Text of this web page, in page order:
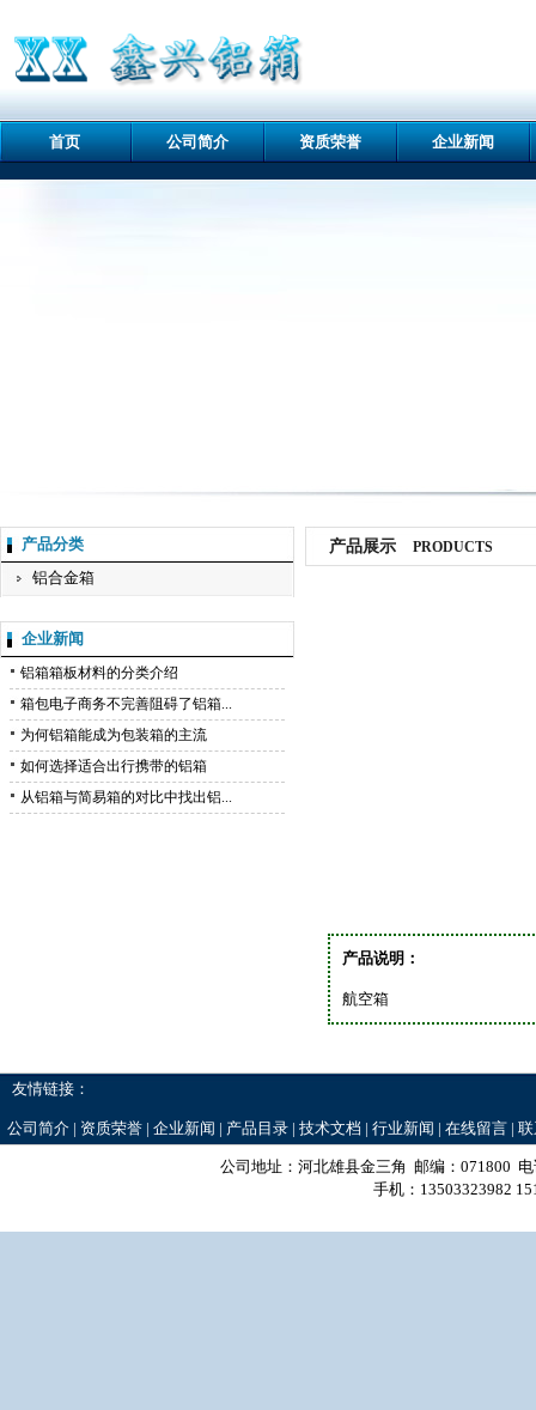
首页 公司简介 资质荣誉 企业新闻
产品分类
铝合金箱
企业新闻
铝箱箱板材料的分类介绍
箱包电子商务不完善阻碍了铝箱...
为何铝箱能成为包装箱的主流
如何选择适合出行携带的铝箱
从铝箱与简易箱的对比中找出铝...
产品展示 PRODUCTS
产品说明：
航空箱
友情链接：
公司简介 | 资质荣誉 | 企业新闻 | 产品目录 | 技术文档 | 行业新闻 | 在线留言 |
公司地址：河北雄县金三角 邮编：071800
手机：13503323982